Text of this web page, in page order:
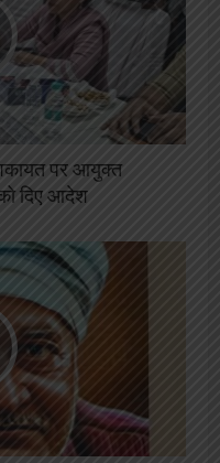
पर आयुक्त
दिए आदेश